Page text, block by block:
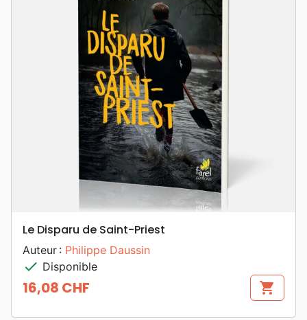
Le Disparu de Saint-Priest
Auteur : Philippe Daussin
check Disponible
Prix
16,08 CHF shopping_cart